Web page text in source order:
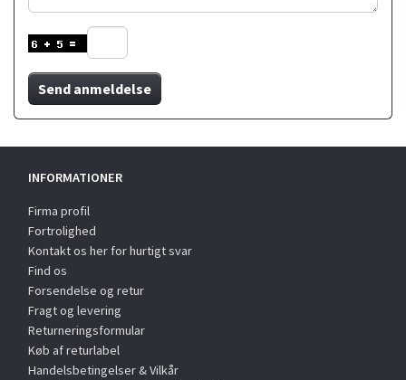
Send anmeldelse
INFORMATIONER
Firma profil
Fortrolighed
Kontakt os her for hurtigt svar
Find os
Forsendelse og retur
Fragt og levering
Returneringsformular
Køb af returlabel
Handelsbetingelser & Vilkår